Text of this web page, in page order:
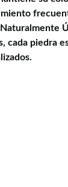
cada piedra